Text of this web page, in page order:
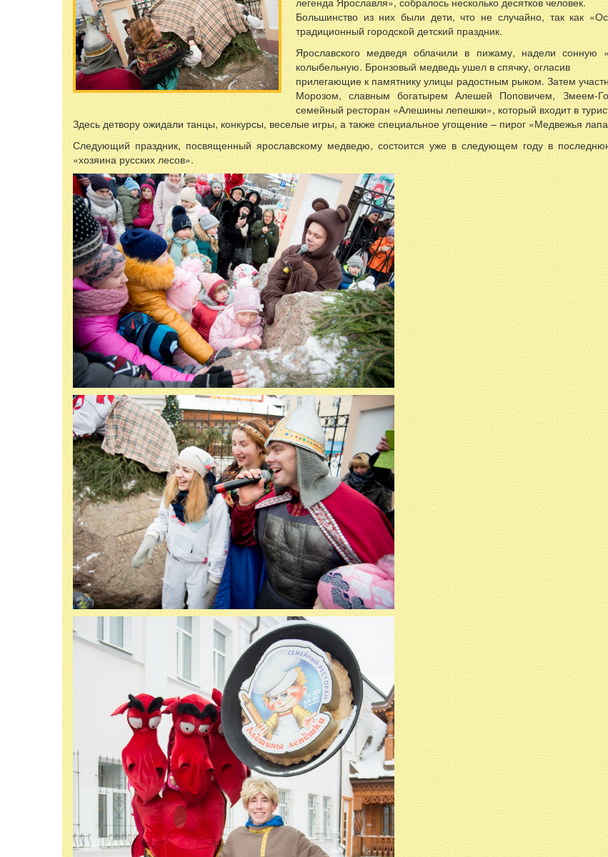
Большинство из них были дети, что не случайно, так как
традиционный городской детский праздник.
Ярославского медведя облачили в пижаму, надели сонную
колыбельную. Бронзовый медведь ушел в спячку, огласив
прилегающие к памятнику улицы радостным рыком. Затем
Морозом, славным богатырем Алешей Поповичем, Змеем-
семейный ресторан «Алешины лепешки», который входит в
Здесь детвору ожидали танцы, конкурсы, веселые игры, а также специальное угощение – пирог «Медвежья
Следующий праздник, посвященный ярославскому медведю, состоится уже в следующем году в
«хозяина русских лесов».